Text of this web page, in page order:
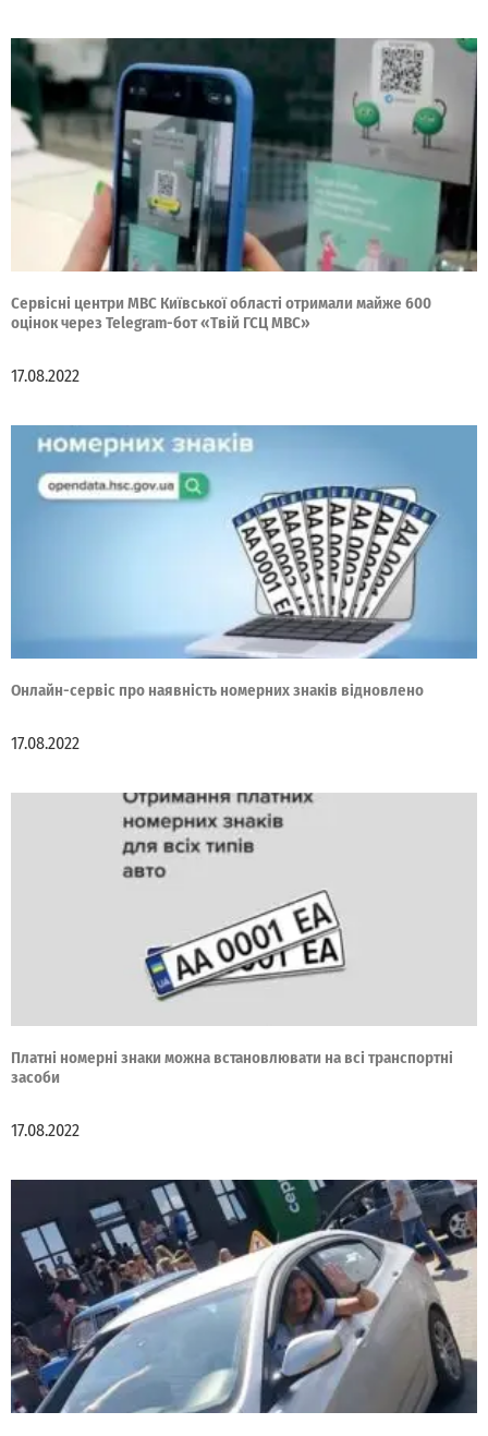
Cервісні центри МВС Київської області отримали майже 600
оцінок через Telegram-бот «Твій ГСЦ МВС»
17.08.2022
Онлайн-сервіс про наявність номерних знаків відновлено
17.08.2022
Платні номерні знаки можна встановлювати на всі транспортні
засоби
17.08.2022